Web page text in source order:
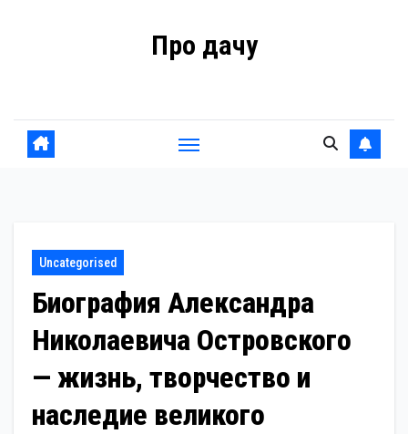
Про дачу
Uncategorised
Биография Александра
Николаевича Островского
— жизнь, творчество и
наследие великого